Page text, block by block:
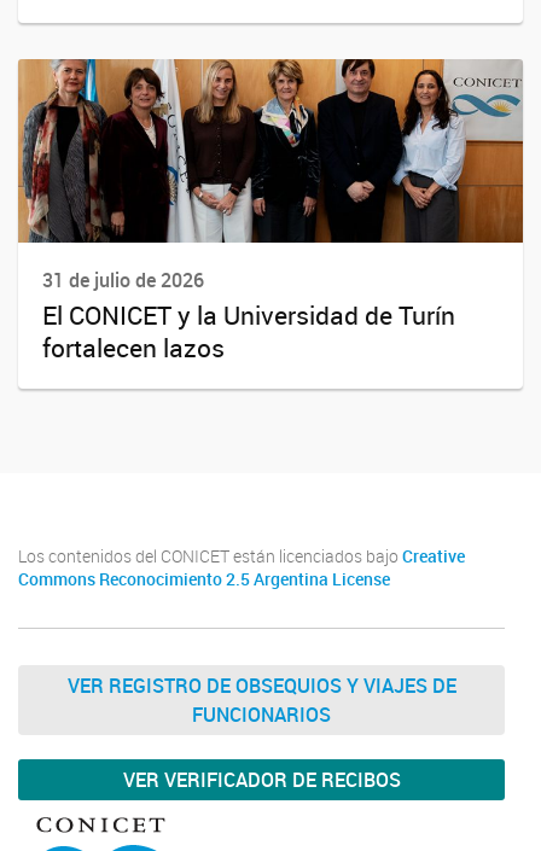
31 de julio de 2026
El CONICET y la Universidad de Turín
fortalecen lazos
Los contenidos del CONICET están licenciados bajo Creative
Commons Reconocimiento 2.5 Argentina License
VER REGISTRO DE OBSEQUIOS Y VIAJES DE
FUNCIONARIOS
VER VERIFICADOR DE RECIBOS